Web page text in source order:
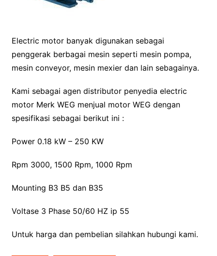
Electric motor banyak digunakan sebagai
penggerak berbagai mesin seperti mesin pompa,
mesin conveyor, mesin mexier dan lain sebagainya.
Kami sebagai agen distributor penyedia electric
motor Merk WEG menjual motor WEG dengan
spesifikasi sebagai berikut ini :
Power 0.18 kW – 250 KW
Rpm 3000, 1500 Rpm, 1000 Rpm
Mounting B3 B5 dan B35
Voltase 3 Phase 50/60 HZ ip 55
Untuk harga dan pembelian silahkan hubungi kami.